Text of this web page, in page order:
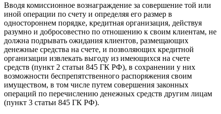
Вводя комиссионное вознаграждение за совершение той или
иной операции по счету и определяя его размер в
одностороннем порядке, кредитная организация, действуя
разумно и добросовестно по отношению к своим клиентам, не
должна подрывать ожидания клиентов, размещающих
денежные средства на счете, и позволяющих кредитной
организации извлекать выгоду из имеющихся на счете
средств (пункт 2 статьи 845 ГК РФ), в сохранении у них
возможности беспрепятственного распоряжения своим
имуществом, в том числе путем совершения законных
операций по перечислению денежных средств другим лицам
(пункт 3 статьи 845 ГК РФ).